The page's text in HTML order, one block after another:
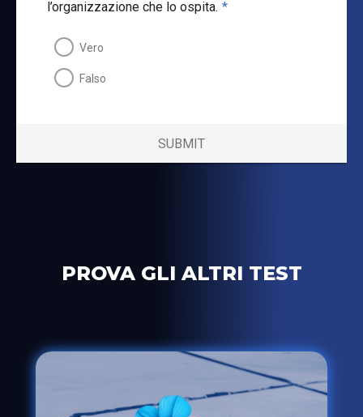
l’organizzazione che lo ospita. *
Vero
Falso
SUBMIT
PROVA GLI ALTRI TEST